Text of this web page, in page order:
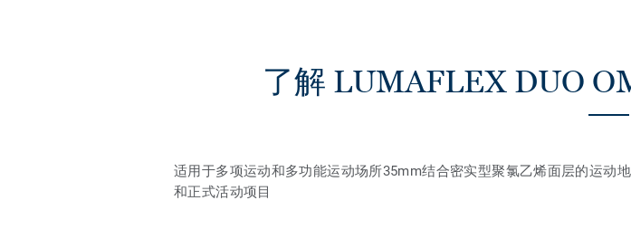
了解 LUMAFLEX DUO
适用于多项运动和多功能运动场所35mm结合密实型聚氯乙烯面层的运动
和正式活动项目